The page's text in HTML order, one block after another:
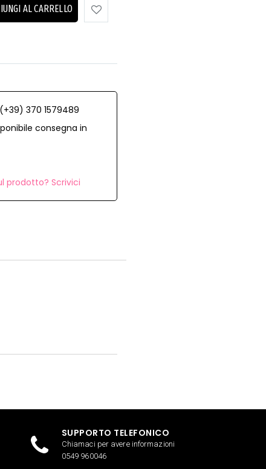
AL CARRELLO
370 1579489
consegna in
prodotto? Scrivici
SUPPORTO TELEFONICO
Chiamaci per avere informazioni
0549 960046